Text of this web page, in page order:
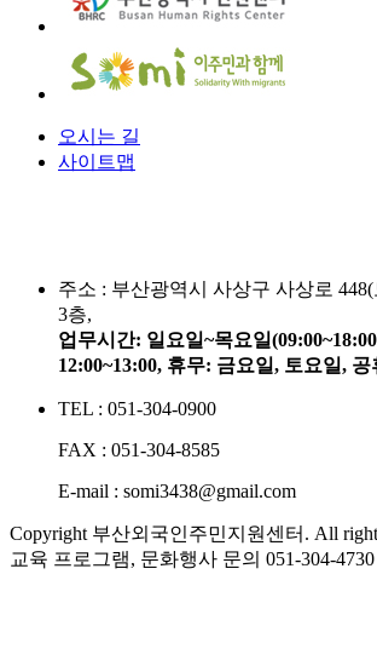
오시는 길
사이트맵
주소 : 부산광역시 사상구 사상로
3층,
업무시간: 일요일~목요일
12:00~13:00, 휴무: 금요일, 토요일, 공
TEL : 051-304-0900
FAX : 051-304-8585
E-mail : somi3438@gmail.com
Copyright 부산외국인주민지원센터. All
교육 프로그램, 문화행사 문의 051-304-4730